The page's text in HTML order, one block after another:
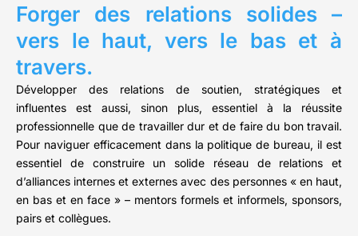
Forger des relations solides –
vers le haut, vers le bas et à
travers.
Développer des relations de soutien, stratégiques et
influentes est aussi, sinon plus, essentiel à la réussite
professionnelle que de travailler dur et de faire du bon travail.
Pour naviguer efficacement dans la politique de bureau, il est
essentiel de construire un solide réseau de relations et
d’alliances internes et externes avec des personnes « en haut,
en bas et en face » – mentors formels et informels, sponsors,
pairs et collègues.